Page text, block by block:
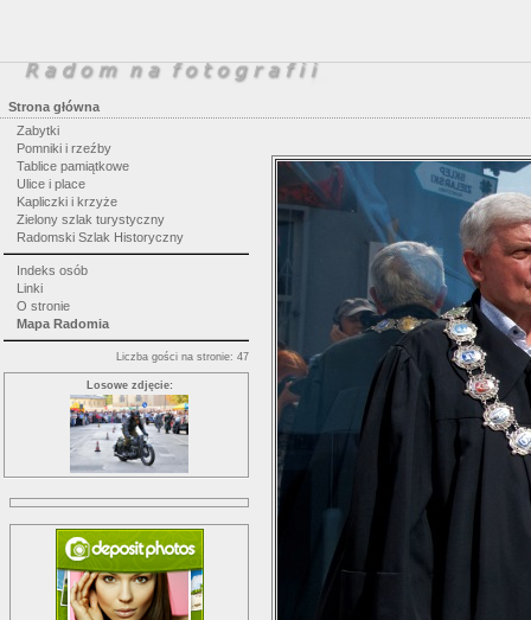
Strona główna
Zabytki
Pomniki i rzeźby
Tablice pamiątkowe
Ulice i place
Kapliczki i krzyże
Zielony szlak turystyczny
Radomski Szlak Historyczny
Indeks osób
Linki
O stronie
Mapa Radomia
Liczba gości na stronie: 47
Losowe zdjęcie: